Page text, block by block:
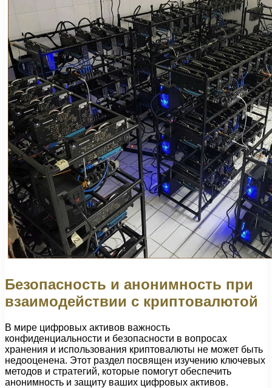
Безопасность и анонимность при
взаимодействии с криптовалютой
В мире цифровых активов важность
конфиденциальности и безопасности в вопросах
хранения и использования криптовалюты не может быть
недооценена. Этот раздел посвящен изучению ключевых
методов и стратегий, которые помогут обеспечить
анонимность и защиту ваших цифровых активов.